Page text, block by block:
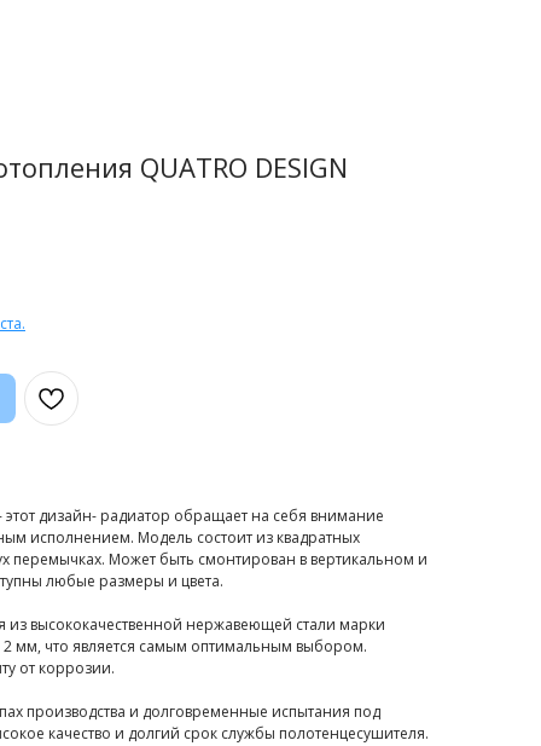
QUATRO DESIGN
этот дизайн- радиатор обращает на себя внимание
исполнением. Модель состоит из квадратных
перемычках. Может быть смонтирован в вертикальном и
любые размеры и цвета.
из высококачественной нержавеющей стали марки
2 мм, что является самым оптимальным выбором.
от коррозии.
производства и долговременные испытания под
качество и долгий срок службы полотенцесушителя.